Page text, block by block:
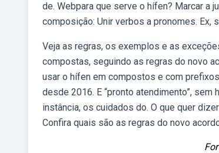
de. Webpara que serve o hífen? Marcar
composição: Unir verbos a pronomes. Ex,
Veja as regras, os exemplos e as
compostas, seguindo as regras do novo
usar o hífen em compostos e com
desde 2016. E “pronto atendimento”,
instância, os cuidados do. O que quer
Confira quais são as regras do novo